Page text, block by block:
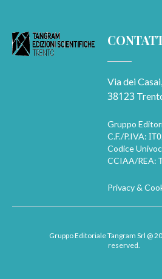
Via dei
38123
Gruppo
C.F./P.IVA:
Codice
CCIAA/REA:
Privacy &
Gruppo Editoriale Tangram Srl @
reserved.